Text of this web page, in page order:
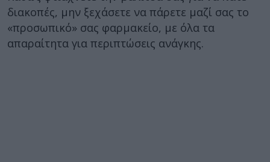
διακοπές, μην ξεχάσετε να πάρετε μαζί σας το
«προσωπικό» σας φαρμακείο, με όλα τα
απαραίτητα για περιπτώσεις ανάγκης.